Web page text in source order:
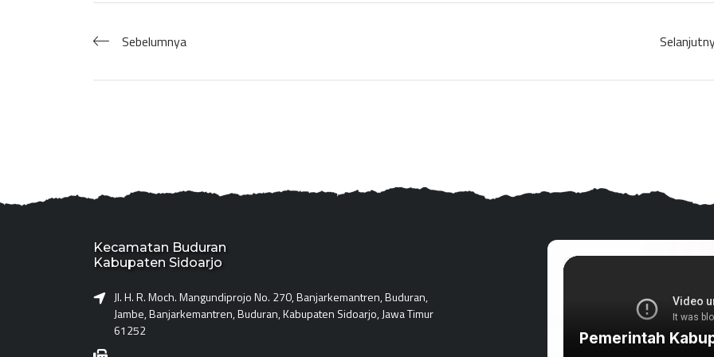
Sebelumnya
Kecamatan Buduran
Kabupaten Sidoarjo
Jl. H. R. Moch. Mangundiprojo No. 270, Banjarkemantren, Buduran,
Jambe, Banjarkemantren, Buduran, Kabupaten Sidoarjo, Jawa Timur
61252